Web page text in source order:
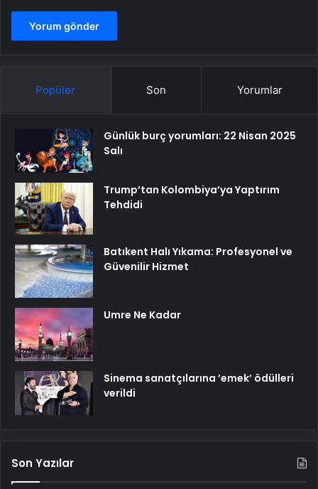
Popüler Son Yorumlar
Günlük burç yorumları: 22 Nisan 2025
Salı
Trump’tan Kolombiya’ya Yaptırım
Tehdidi
Batıkent Halı Yıkama: Profesyonel ve
Güvenilir Hizmet
Umre Ne Kadar
Sinema sanatçılarına ’emek’ ödülleri
verildi
Son Yazılar